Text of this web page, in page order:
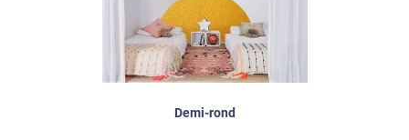
Demi-rond